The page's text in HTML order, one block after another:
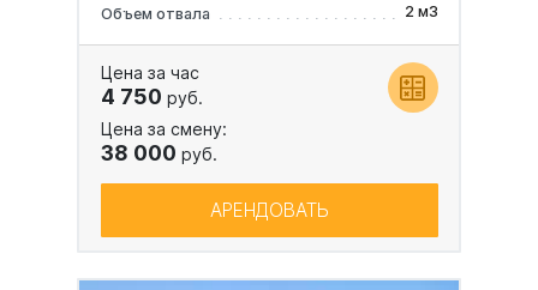
Объем отвала
2 м3
Цена за час
4 750 руб.
Цена за смену:
38 000 руб.
АРЕНДОВАТЬ